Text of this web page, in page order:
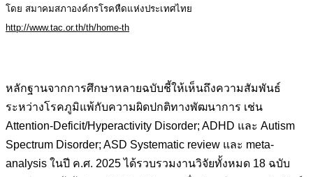
โดย สมาคมสภาองค์กรโรคหืดแห่งประเทศไทย
http://www.tac.or.th/th/home-th
หลักฐานจากการศึกษาหลายฉบับชี้ให้เห็นถึงความสัมพันธ์
ระหว่างโรคภูมิแพ้กับความผิดปกติทางพัฒนาการ เช่น
Attention-Deficit/Hyperactivity Disorder; ADHD และ Autism
Spectrum Disorder; ASD Systematic review และ meta-
analysis ในปี ค.ศ. 2025 ได้รวบรวมงานวิจัยทั้งหมด 18 ฉบับ